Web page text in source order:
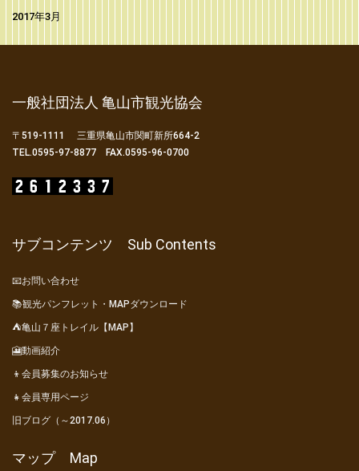
2017年3月
一般社団法人 亀山市観光協会
〒519-1111 三重県亀山市関町新所664-2
TEL.0595-97-8877 FAX.0595-96-0700
サブコンテンツ Sub Contents
📧お問い合わせ
📚観光パンフレット・MAPダウンロード
⛺亀山７座トレイル【MAP】
🎦動画紹介
👦会員募集のお知らせ
👧会員専用ページ
旧ブログ（～2017.06）
マップ Map